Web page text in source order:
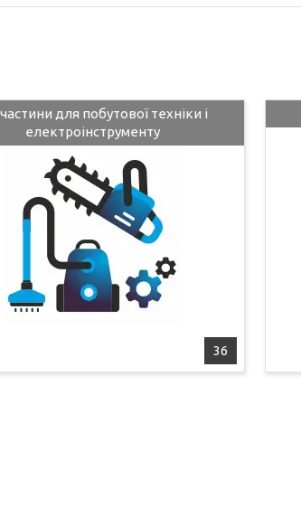
36
для побутової техніки і
електроінструменту